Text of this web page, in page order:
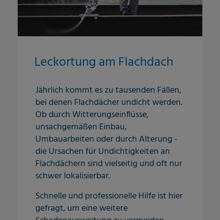
Leckortung am Flachdach
Jährlich kommt es zu tausenden Fällen,
bei denen Flachdächer undicht werden.
Ob durch Witterungseinflüsse,
unsachgemäßen Einbau,
Umbauarbeiten oder durch Alterung -
die Ursachen für Undichtigkeiten an
Flachdächern sind vielseitig und oft nur
schwer lokalisierbar.
Schnelle und professionelle Hilfe ist hier
gefragt, um eine weitere